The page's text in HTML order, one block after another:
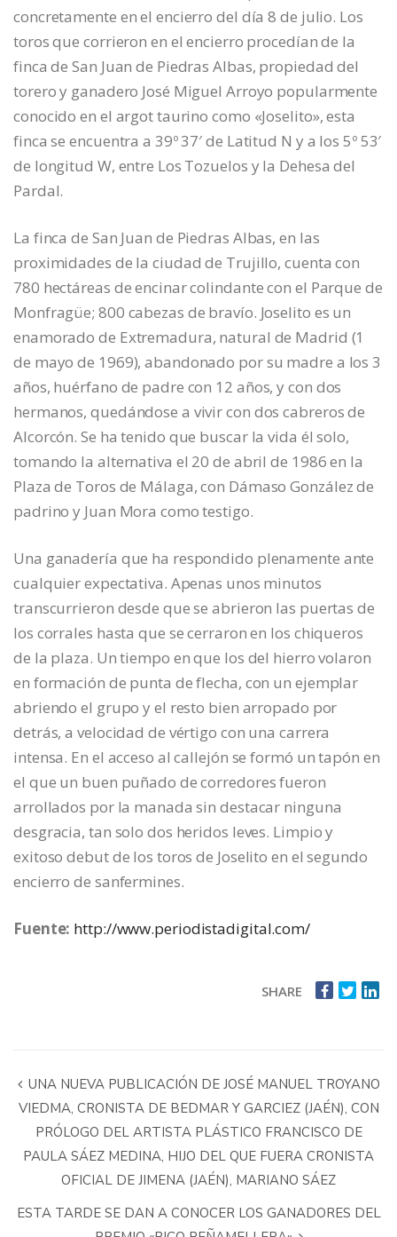
concretamente en el encierro del día 8 de julio. Los
toros que corrieron en el encierro procedían de la
finca de San Juan de Piedras Albas, propiedad del
torero y ganadero José Miguel Arroyo popularmente
conocido en el argot taurino como «Joselito», esta
finca se encuentra a 39º 37′ de Latitud N y a los 5º 53′
de longitud W, entre Los Tozuelos y la Dehesa del
Pardal.
La finca de San Juan de Piedras Albas, en las
proximidades de la ciudad de Trujillo, cuenta con
780 hectáreas de encinar colindante con el Parque de
Monfragüe; 800 cabezas de bravío. Joselito es un
enamorado de Extremadura, natural de Madrid (1
de mayo de 1969), abandonado por su madre a los 3
años, huérfano de padre con 12 años, y con dos
hermanos, quedándose a vivir con dos cabreros de
Alcorcón. Se ha tenido que buscar la vida él solo,
tomando la alternativa el 20 de abril de 1986 en la
Plaza de Toros de Málaga, con Dámaso González de
padrino y Juan Mora como testigo.
Una ganadería que ha respondido plenamente ante
cualquier expectativa. Apenas unos minutos
transcurrieron desde que se abrieron las puertas de
los corrales hasta que se cerraron en los chiqueros
de la plaza. Un tiempo en que los del hierro volaron
en formación de punta de flecha, con un ejemplar
abriendo el grupo y el resto bien arropado por
detrás, a velocidad de vértigo con una carrera
intensa. En el acceso al callejón se formó un tapón en
el que un buen puñado de corredores fueron
arrollados por la manada sin destacar ninguna
desgracia, tan solo dos heridos leves. Limpio y
exitoso debut de los toros de Joselito en el segundo
encierro de sanfermines.
Fuente: http://www.periodistadigital.com/
SHARE
UNA NUEVA PUBLICACIÓN DE JOSÉ MANUEL TROYANO
VIEDMA, CRONISTA DE BEDMAR Y GARCIEZ (JAÉN), CON
PRÓLOGO DEL ARTISTA PLÁSTICO FRANCISCO DE
PAULA SÁEZ MEDINA, HIJO DEL QUE FUERA CRONISTA
OFICIAL DE JIMENA (JAÉN), MARIANO SÁEZ
ESTA TARDE SE DAN A CONOCER LOS GANADORES DEL